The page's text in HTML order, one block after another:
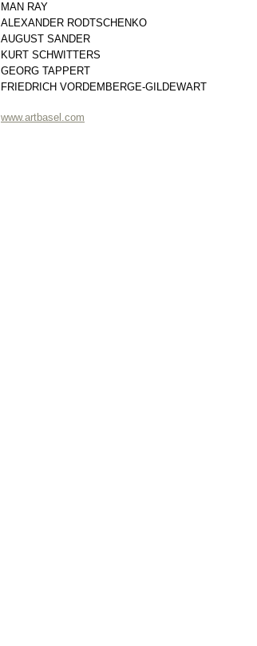
MAN RAY
ALEXANDER RODTSCHENKO
AUGUST SANDER
KURT SCHWITTERS
GEORG TAPPERT
FRIEDRICH VORDEMBERGE-GILDEWART
www.artbasel.com